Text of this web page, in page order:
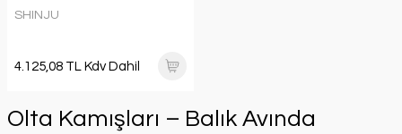
SHINJU
4.125,08 TL Kdv Dahil
Olta Kamışları – Balık Avında